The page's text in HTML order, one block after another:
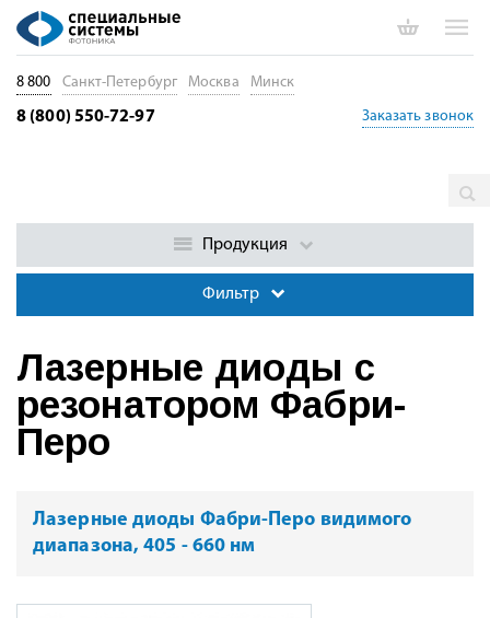
Лазерные диоды с резонатором Фабри-Перо
Фильтр
Лазерные диоды с
резонатором Фабри-
Перо
Лазерные диоды Фабри-Перо видимого
диапазона, 405 - 660 нм
8 800 Санкт-Петербург Москва Минск
8 (800) 550-72-97 Заказать звонок
Продукция